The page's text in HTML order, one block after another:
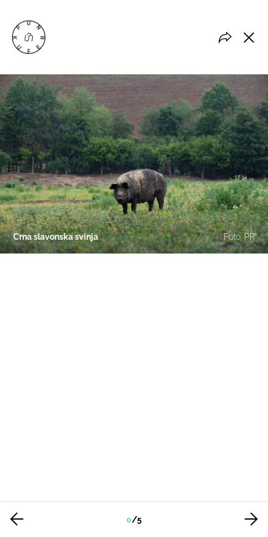
Crna slavonska svinja Foto: PR
0/5